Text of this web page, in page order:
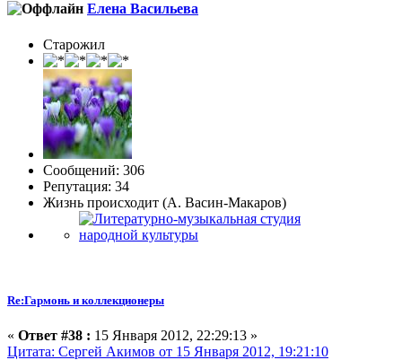
Елена Васильева
Старожил
Сообщений: 306
Репутация: 34
Жизнь происходит (А. Васин-Макаров)
Re:Гармонь и коллекционеры
« Ответ #38 : 15 Января 2012, 22:29:13 »
Цитата: Сергей Акимов от 15 Января 2012, 19:21:10